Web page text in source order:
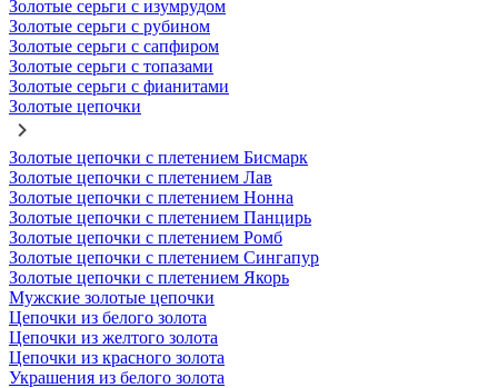
Золотые серьги с изумрудом
Золотые серьги с рубином
Золотые серьги с сапфиром
Золотые серьги с топазами
Золотые серьги с фианитами
Золотые цепочки
Золотые цепочки с плетением Бисмарк
Золотые цепочки с плетением Лав
Золотые цепочки с плетением Нонна
Золотые цепочки с плетением Панцирь
Золотые цепочки с плетением Ромб
Золотые цепочки с плетением Сингапур
Золотые цепочки с плетением Якорь
Мужские золотые цепочки
Цепочки из белого золота
Цепочки из желтого золота
Цепочки из красного золота
Украшения из белого золота